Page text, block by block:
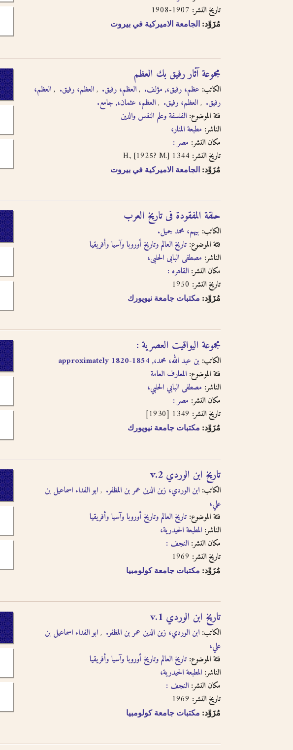
حاول البحث عن مكان النشر باللغة الفرنسية أو باللغة الإنجليزية.
حاول البحث عن الموضوع باستخدام طرق مختلفة من الترجمة الصوتية أو باللغة
حاول البحث باستخدام ال- التعريف أو بدونها
لا تستعمل الحركة على الحرف الأخير من الكلمة في الترجمة الصوتية باستثناء حالة
التنوين بالفتحتين
تاريخ النشر:
مُزَوِّد: الجامعة الاميركية في بيروت
مجموعة آثار رفيق بك العظم
الكاتب: عظم، رفيق،, مؤلف. العظم، رفيق. العظم، رفيق.
العظم،
رفيق.
العظم، رفيق.
العظم، عثمان،, جامع.
فئة الموضوع: الفلسفة وعلم النفس والدين
الناشر: مطبعة المنار،
مكان النشر: مصر :
تاريخ النشر:
مُزَوِّد: الجامعة الاميركية في بيروت
حلقة المفقودة فى تاريخ العرب
الكاتب: بيهم، محمد جميل.
فئة الموضوع: تاريخ العالم وتاريخ أوروبا وآسيا وأفريقيا
الناشر: مصطفى البابى الحلبى،
مكان النشر: القاهره :
تاريخ النشر:
مُزَوِّد: مكتبات جامعة نيويورك
مجموعة اليواقيت العصرية :
الكاتب: بن عبد الله، محمد،, approximately 1820-1854
فئة الموضوع: المعارف العامة
الناشر: مصطفى البابي الحلبي،
مكان النشر: مصر :
تاريخ النشر:
مُزَوِّد: مكتبات جامعة نيويورك
تاريخ ابن الوردي v.2
الكاتب: ابن الوردي، زين الدين عمر بن المظفر.
ابو الفداء اسماعيل بن
علي،
فئة الموضوع: تاريخ العالم وتاريخ أوروبا وآسيا وأفريقيا
الناشر: المطبعة الحيدرية،
مكان النشر: النجف :
تاريخ النشر:
مُزَوِّد: مكتبات جامعة كولومبيا
تاريخ ابن الوردي v.1
الكاتب: ابن الوردي، زين الدين عمر بن المظفر.
ابو الفداء اسماعيل بن
علي،
فئة الموضوع: تاريخ العالم وتاريخ أوروبا وآسيا وأفريقيا
الناشر: المطبعة الحيدرية،
مكان النشر: النجف :
تاريخ النشر:
مُزَوِّد: مكتبات جامعة كولومبيا